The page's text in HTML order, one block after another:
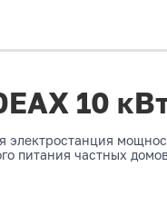
10
электростанция
питания частных